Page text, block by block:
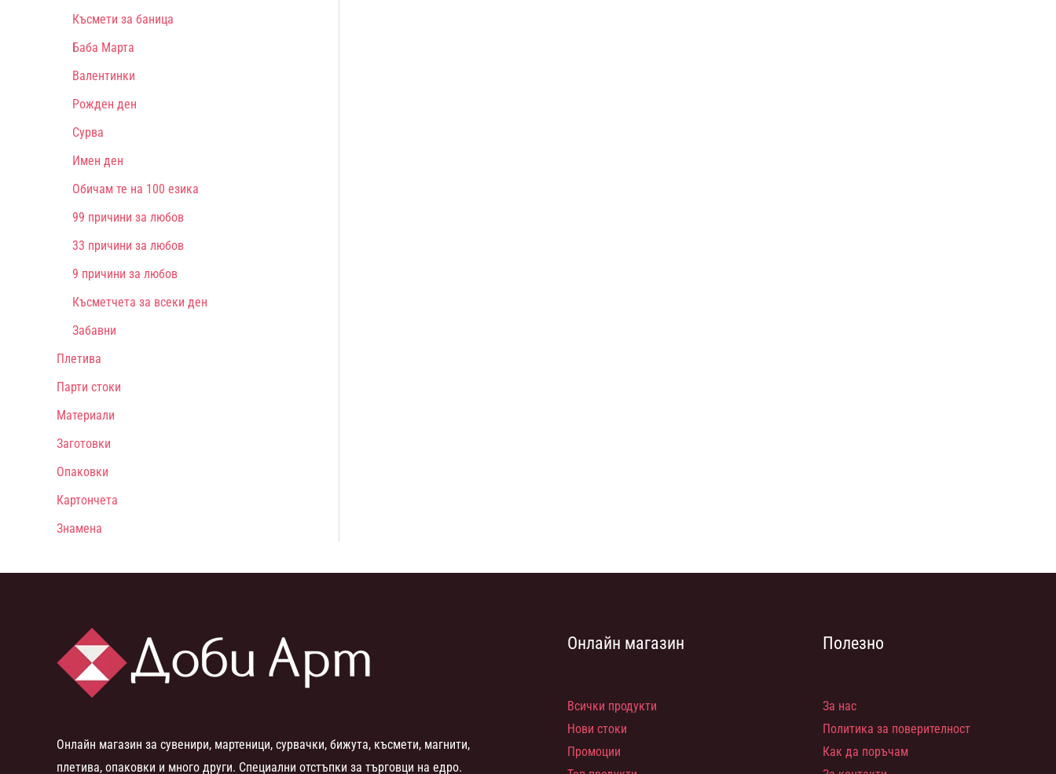
Късмети за баница
Баба Марта
Валентинки
Рожден ден
Сурва
Имен ден
Обичам те на 100 езика
99 причини за любов
33 причини за любов
9 причини за любов
Късметчета за всеки ден
Забавни
Плетива
Парти стоки
Материали
Заготовки
Опаковки
Картончета
Знамена
Онлайн магазин за сувенири, мартеници, сурвачки, бижута, късмети, магнити,
плетива, опаковки и много други. Специални отстъпки за търговци на едро.
Онлайн магазин
Всички продукти
Нови стоки
Промоции
Полезно
За нас
Политика за поверителност
Как да поръчам